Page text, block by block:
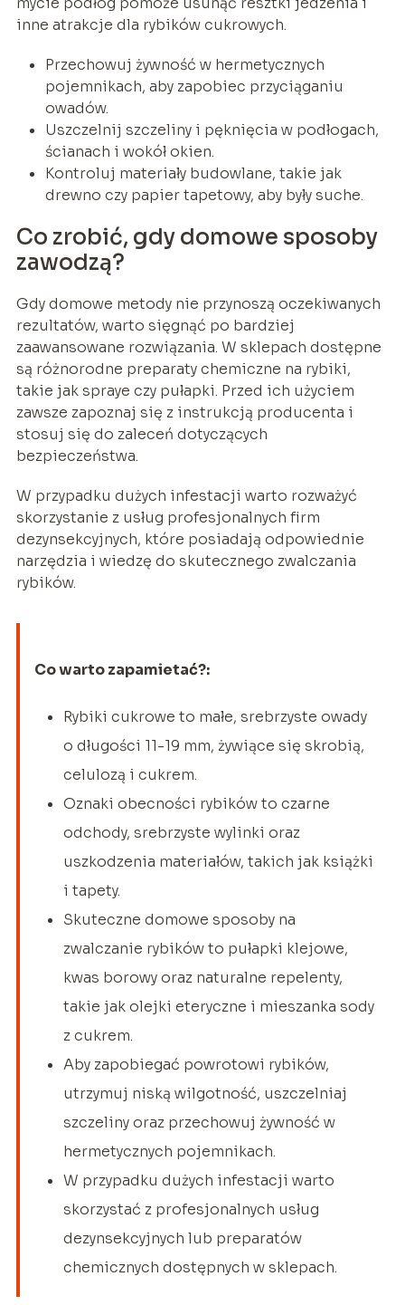
inne atrakcje dla rybików cukrowych.
Przechowuj żywność w hermetycznych
pojemnikach, aby zapobiec przyciąganiu
owadów.
Uszczelnij szczeliny i pęknięcia w podłogach,
ścianach i wokół okien.
Kontroluj materiały budowlane, takie jak
drewno czy papier tapetowy, aby były suche.
Co zrobić, gdy domowe sposoby
zawodzą?
Gdy domowe metody nie przynoszą oczekiwanych
rezultatów, warto sięgnąć po bardziej
zaawansowane rozwiązania. W sklepach dostępne
są różnorodne preparaty chemiczne na rybiki,
takie jak spraye czy pułapki. Przed ich użyciem
zawsze zapoznaj się z instrukcją producenta i
stosuj się do zaleceń dotyczących
bezpieczeństwa.
W przypadku dużych infestacji warto rozważyć
skorzystanie z usług profesjonalnych firm
dezynsekcyjnych, które posiadają odpowiednie
narzędzia i wiedzę do skutecznego zwalczania
rybików.
Co warto zapamietać?:
Rybiki cukrowe to małe, srebrzyste owady
o długości 11-19 mm, żywiące się skrobią,
celulozą i cukrem.
Oznaki obecności rybików to czarne
odchody, srebrzyste wylinki oraz
uszkodzenia materiałów, takich jak książki
i tapety.
Skuteczne domowe sposoby na
zwalczanie rybików to pułapki klejowe,
kwas borowy oraz naturalne repelenty,
takie jak olejki eteryczne i mieszanka sody
z cukrem.
Aby zapobiegać powrotowi rybików,
utrzymuj niską wilgotność, uszczelniaj
szczeliny oraz przechowuj żywność w
hermetycznych pojemnikach.
W przypadku dużych infestacji warto
skorzystać z profesjonalnych usług
dezynsekcyjnych lub preparatów
chemicznych dostępnych w sklepach.